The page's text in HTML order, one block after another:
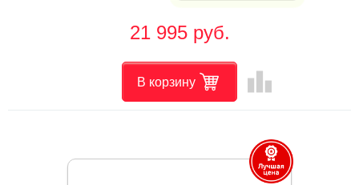
21 995 руб.
В корзину leaderboard